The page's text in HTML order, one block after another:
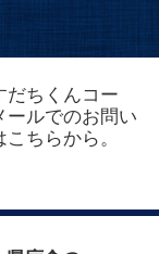
だちくんコー
ールでのお問い
ちらから。